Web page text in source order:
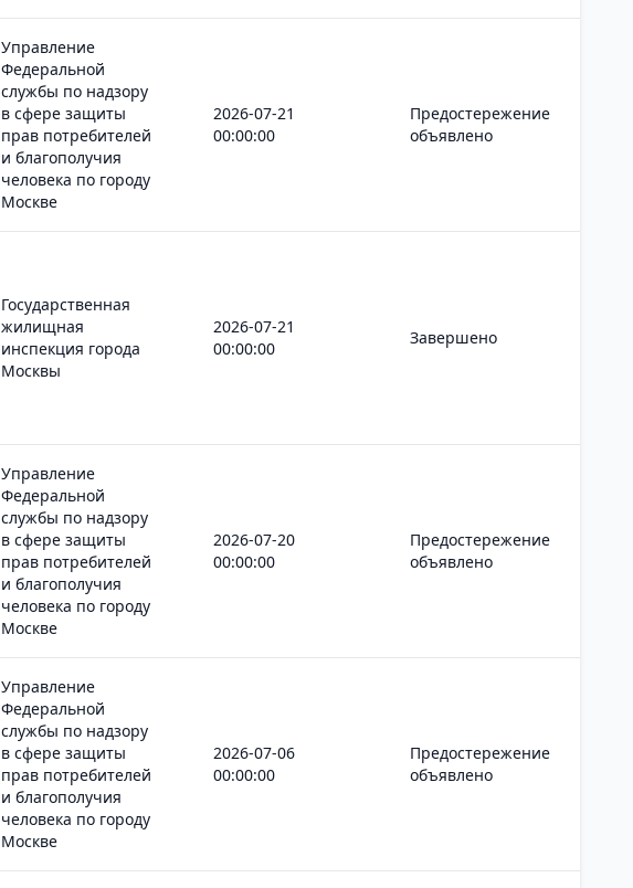
Управление
Федеральной
службы по надзору
в сфере защиты
прав потребителей
и благополучия
человека по городу
Москве
2026-07-21
00:00:00
Предостережение
объявлено
Государственная
жилищная
инспекция города
Москвы
2026-07-21
00:00:00
Завершено
Управление
Федеральной
службы по надзору
в сфере защиты
прав потребителей
и благополучия
человека по городу
Москве
2026-07-20
00:00:00
Предостережение
объявлено
Управление
Федеральной
службы по надзору
в сфере защиты
прав потребителей
и благополучия
человека по городу
Москве
2026-07-06
00:00:00
Предостережение
объявлено